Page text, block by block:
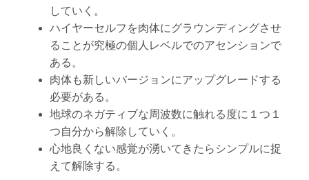
していく。
ハイヤーセルフを肉体にグラウンディングさせ
ることが究極の個人レベルでのアセンションで
ある。
肉体も新しいバージョンにアップグレードする
必要がある。
地球のネガティブな周波数に触れる度に１つ１
つ自分から解除していく。
心地良くない感覚が湧いてきたらシンプルに捉
えて解除する。